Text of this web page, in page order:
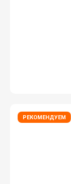
РЕКОМЕНДУЕМ